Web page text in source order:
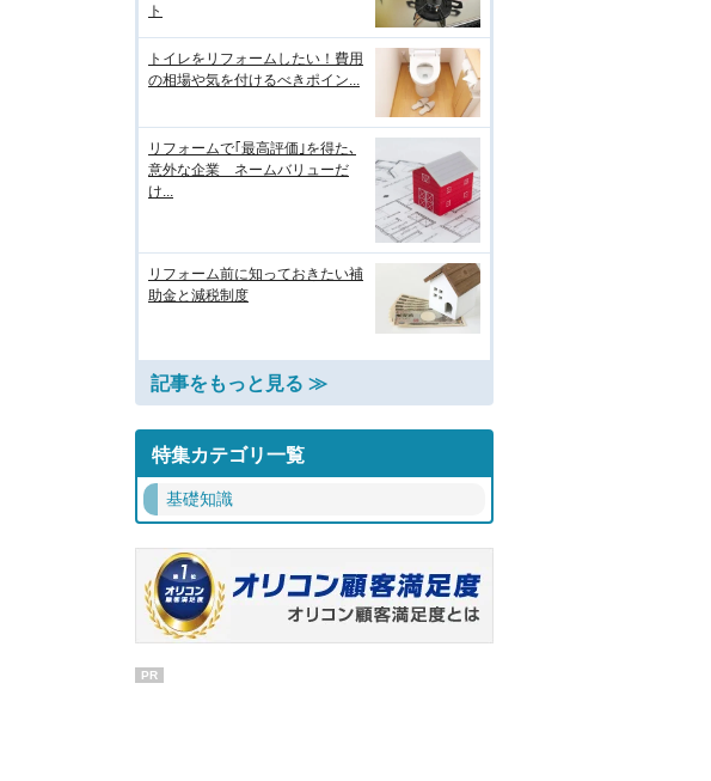
ト
トイレをリフォームしたい！費用
の相場や気を付けるべきポイン...
リフォームで｢最高評価｣を得た､
意外な企業 ネームバリューだ
け...
リフォーム前に知っておきたい補
助金と減税制度
記事をもっと見る ≫
特集カテゴリ一覧
基礎知識
PR